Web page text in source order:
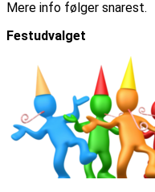
Mere info følger snarest.
Festudvalget